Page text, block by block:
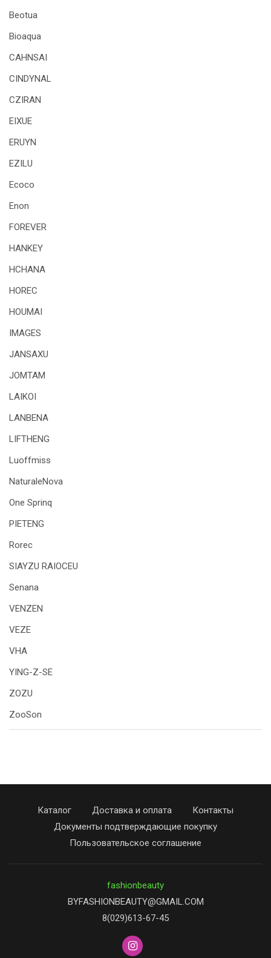
Beotua
Bioaqua
CAHNSAI
CINDYNAL
CZIRAN
EIXUE
ERUYN
EZILU
Ecoco
Enon
FOREVER
HANKEY
HCHANA
HOREC
HOUMAI
IMAGES
JANSAXU
JOMTAM
LAIKOI
LANBENA
LIFTHENG
Luoffmiss
NaturaleNova
One Sprinq
PIETENG
Rorec
SIAYZU RAIOCEU
Senana
VENZEN
VEZE
VHA
YING-Z-SE
ZOZU
ZooSon
Каталог Доставка и оплата
Контакты
Документы подтверждающие покупку
Пользовательское соглашение
fashionbeauty
BYFASHIONBEAUTY@GMAIL.COM
8(029)613-67-45